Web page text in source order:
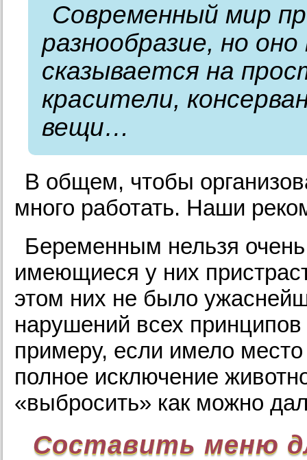
Современный мир
разнообразие, но оно
сказывается на
красители,
вещи…
В общем, чтобы
много работать. Наши
Беременным нельзя
имеющиеся у них
этом них не было
нарушений всех
примеру, если имело
полное исключение
«выбросить» как можно
Составить меню